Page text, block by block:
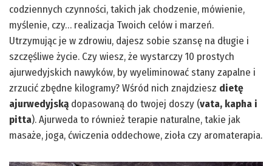
codziennych czynności, takich jak chodzenie, mówienie,
myślenie, czy… realizacja Twoich celów i marzeń.
Utrzymując je w zdrowiu, dajesz sobie szansę na długie i
szczęśliwe życie. Czy wiesz, że wystarczy 10 prostych
ajurwedyjskich nawyków, by wyeliminować stany zapalne i
zrzucić zbędne kilogramy? Wśród nich znajdziesz dietę
ajurwedyjską dopasowaną do twojej doszy (vata, kapha i
pitta). Ajurweda to również terapie naturalne, takie jak
masaże, joga, ćwiczenia oddechowe, zioła czy aromaterapia.